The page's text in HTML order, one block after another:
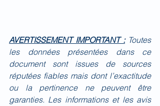
AVERTISSEMENT IMPORTANT : Toutes
les données présentées dans ce
document sont issues de sources
réputées fiables mais dont l’exactitude
ou la pertinence ne peuvent être
garanties. Les informations et les avis